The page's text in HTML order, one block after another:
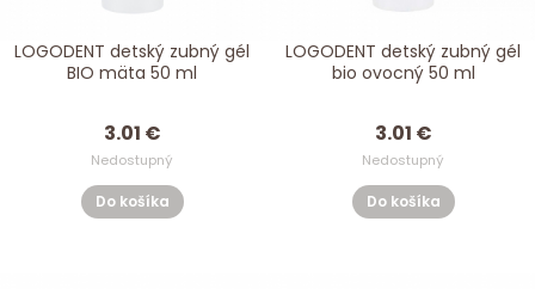
LOGODENT detský zubný gél
BIO mäta 50 ml
3.01 €
Nedostupný
Do košíka
LOGODENT detský zubný gél
bio ovocný 50 ml
3.01 €
Nedostupný
Do košíka